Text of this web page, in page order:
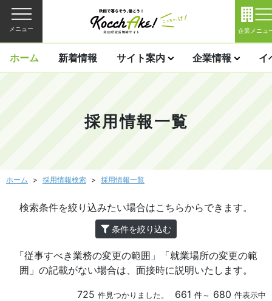
メニュー 企業メニュ
ホーム 新着情報 サイト案内 企業情報 イ
採用情報一覧
ホーム 採用情報検索 採用情報一覧
検索条件を絞り込みたい場合はこちらからできます。
条件を絞り込む
「従事すべき業務の変更の範囲」「就業場所の変更の範
囲」の記載がない場合は、面接時に説明いたします。
725 件見つかりました。 661 件～ 680 件表示中